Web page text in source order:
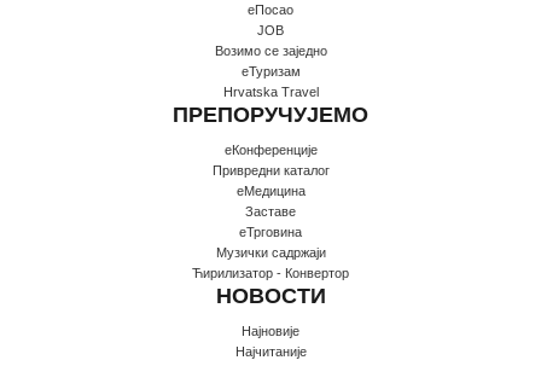
еПосао
JOB
Возимо се заједно
еТуризам
Hrvatska Travel
ПРЕПОРУЧУЈЕМО
еКонференције
Привредни каталог
еМедицина
Заставе
еТрговина
Музички садржаји
Ћирилизатор - Конвертор
НОВОСТИ
Најновије
Најчитаније